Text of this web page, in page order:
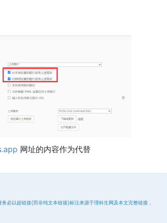
网址的内容作为代替
务必以超链接(而非纯文本链接)标注来源于理科生网及本文完整链接，